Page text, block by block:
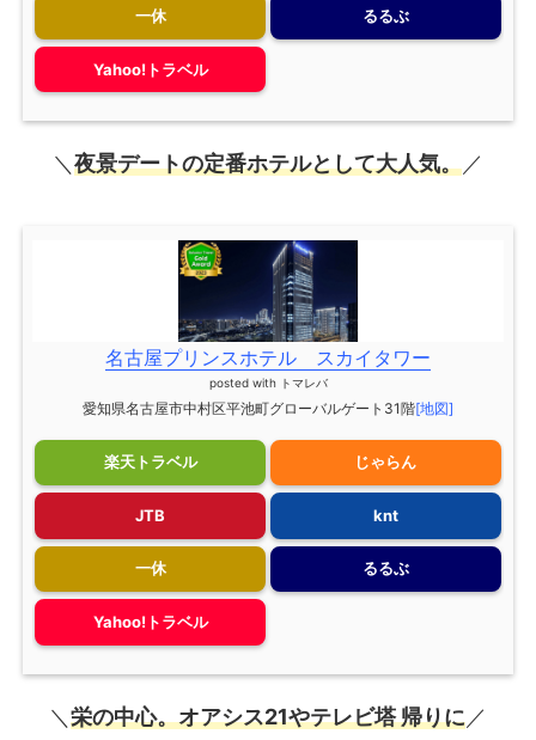
一休 るるぶ
Yahoo!トラベル
＼夜景デートの定番ホテルとして大人気。／
名古屋プリンスホテル スカイタワー
posted with トマレバ
愛知県名古屋市中村区平池町グローバルゲート31階[地図]
楽天トラベル じゃらん
JTB knt
一休 るるぶ
Yahoo!トラベル
＼ 栄の中心。オアシス21やテレビ塔 帰りに／